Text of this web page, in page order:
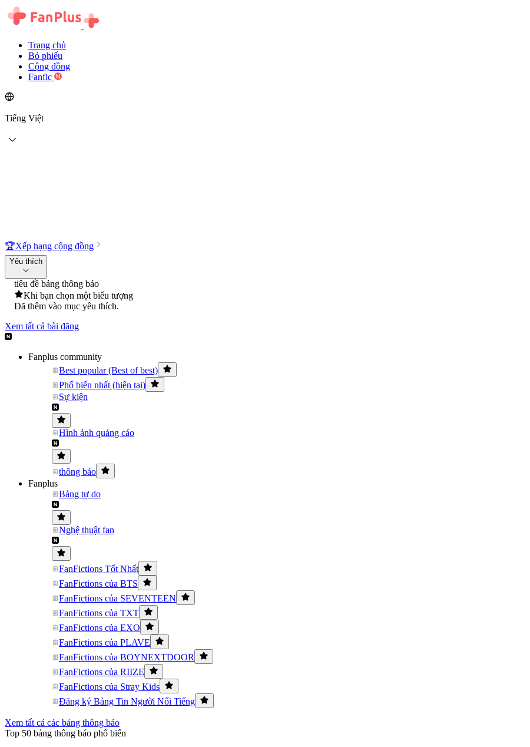
Trang chủ
Bỏ phiếu
Cộng đồng
Fanfic
Tiếng Việt
🏆Xếp hạng cộng đồng
Yêu thích
tiêu đề bảng thông báo
Khi bạn chọn một biểu tượng
Đã thêm vào mục yêu thích.
Xem tất cả bài đăng
Fanplus community
Best popular (Best of best)
Phổ biến nhất (hiện tại)
Sự kiện
Hình ảnh quảng cáo
thông báo
Fanplus
Bảng tự do
Nghệ thuật fan
FanFictions Tốt Nhất
FanFictions của BTS
FanFictions của SEVENTEEN
FanFictions của TXT
FanFictions của EXO
FanFictions của PLAVE
FanFictions của BOYNEXTDOOR
FanFictions của RIIZE
FanFictions của Stray Kids
Đăng ký Bảng Tin Người Nổi Tiếng
Xem tất cả các bảng thông báo
Top 50 bảng thông báo phổ biến